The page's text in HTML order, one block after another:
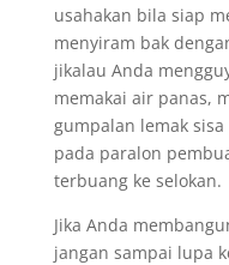
usahakan bila siap
menyiram bak
jikalau Anda
memakai air panas,
gumpalan lemak
pada paralon
terbuang ke selokan.
Jika Anda
jangan sampai lupa